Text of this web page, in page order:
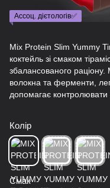
Ассоц. дієтологів✅
Mix Protein Slim Yummy
коктейль зі смаком
збалансованого раціону.
волокна та ферменти,
допомагає контролювати
Колір
Смак